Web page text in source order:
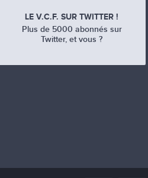
LE V.C.F. SUR TWITTER !
Plus de 5000 abonnés sur
Twitter, et vous ?